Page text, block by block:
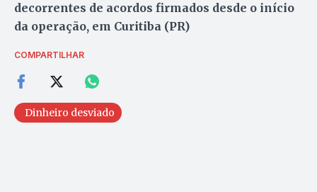
decorrentes de acordos firmados desde o início
da operação, em Curitiba (PR)
COMPARTILHAR
Dinheiro desviado